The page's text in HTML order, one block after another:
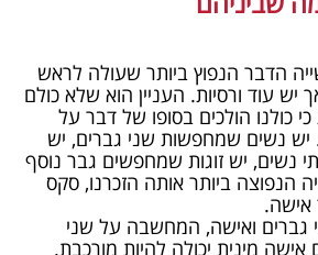
הדבר הנפוץ ביותר שעולה לראש
יש עוד ורסיות. העניין הוא שלא כולם
כולנו הולכים בסופו של דבר על
יש נשים שמחפשות שני גברים, יש
נשים, יש זוגות שמחפשים גבר נוסף
הנפוצה ביותר אותה הזכרנו, סקס
אישה.
גברים ואישה, המחשבה על שני
מינית יכולה להיות מורכבת.